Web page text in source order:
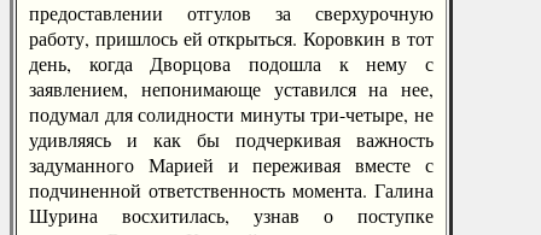
предоставлении отгулов за сверхурочную
работу, пришлось ей открыться. Коровкин в тот
день, когда Дворцова подошла к нему с
заявлением, непонимающе уставился на нее,
подумал для солидности минуты три-четыре, не
удивляясь и как бы подчеркивая важность
задуманного Марией и переживая вместе с
подчиненной ответственность момента. Галина
Шурина восхитилась, узнав о поступке